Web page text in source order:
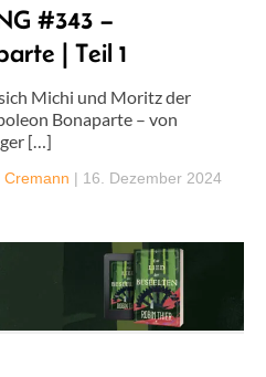
#343 –
| Teil 1
Michi und Moritz der
Bonaparte – von
[…]
Cremann | 16. Dezember 2024